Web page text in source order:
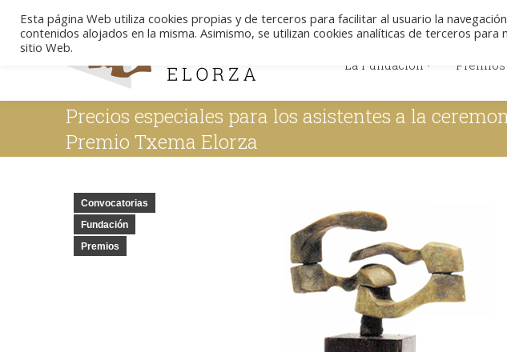
La Fundación Premios
Precios especiales para los asistentes a la
Premio Txema Elorza
Convocatorias
Fundación
Premios
Esta página Web utiliza cookies propias y de terceros para facilitar al usuario la
contenidos alojados en la misma. Asimismo, se utilizan cookies analíticas de terceros para
sitio Web.
La Fundación Premios